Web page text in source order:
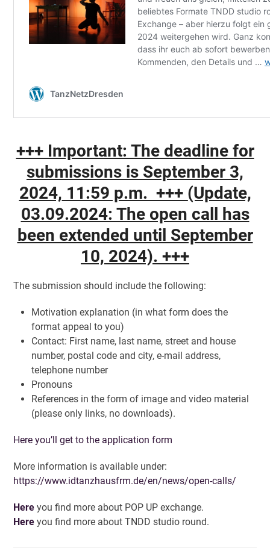
+++ Important: The deadline for
submissions is September 3,
2024, 11:59 p.m. +++ (Update,
03.09.2024: The open call has
been extended until September
10, 2024). +++
The submission should include the following:
Motivation explanation (in what form does the
format appeal to you)
Contact: First name, last name, street and house
number, postal code and city, e-mail address,
telephone number
Pronouns
References in the form of image and video material
(please only links, no downloads).
Here you’ll get to the application form
More information is available under:
https://www.idtanzhausfrm.de/en/news/open-calls/
Here you find more about POP UP exchange.
Here you find more about TNDD studio round.